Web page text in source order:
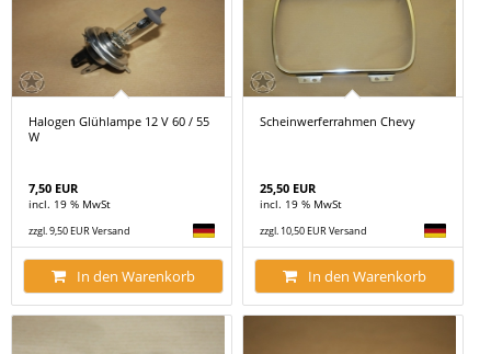
Halogen Glühlampe 12 V 60 / 55
W
7,50 EUR
incl. 19 % MwSt
zzgl. 9,50 EUR Versand
In den Warenkorb
Scheinwerferrahmen Chevy
25,50 EUR
incl. 19 % MwSt
zzgl. 10,50 EUR Versand
In den Warenkorb